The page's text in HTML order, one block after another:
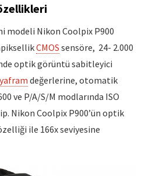
modeli Nikon Coolpix P900
CMOS sensöre, 24- 2.000
optik görüntü sabitleyici
değerlerine, otomatik
ve P/A/S/M modlarında ISO
Nikon Coolpix P900’ün optik
ile 166x seviyesine